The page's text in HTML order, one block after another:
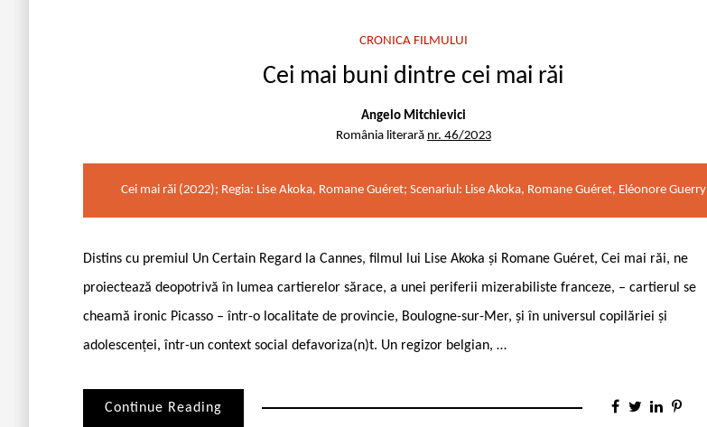
CRONICA FILMULUI
Cei mai buni dintre cei mai răi
Angelo Mitchievici
România literară nr. 46/2023
Cei mai răi (2022); Regia: Lise Akoka, Romane Guéret; Scenariul: Lise Akoka, Romane Guéret, Eléonore Guerry
Distins cu premiul Un Certain Regard la Cannes, filmul lui Lise Akoka și Romane Guéret, Cei mai răi, ne
proiectează deopotrivă în lumea cartierelor sărace, a unei periferii mizerabiliste franceze, – cartierul se
cheamă ironic Picasso – într-o localitate de provincie, Boulogne-sur-Mer, și în universul copilăriei și
adolescenței, într-un context social defavoriza(n)t. Un regizor belgian, …
Continue Reading